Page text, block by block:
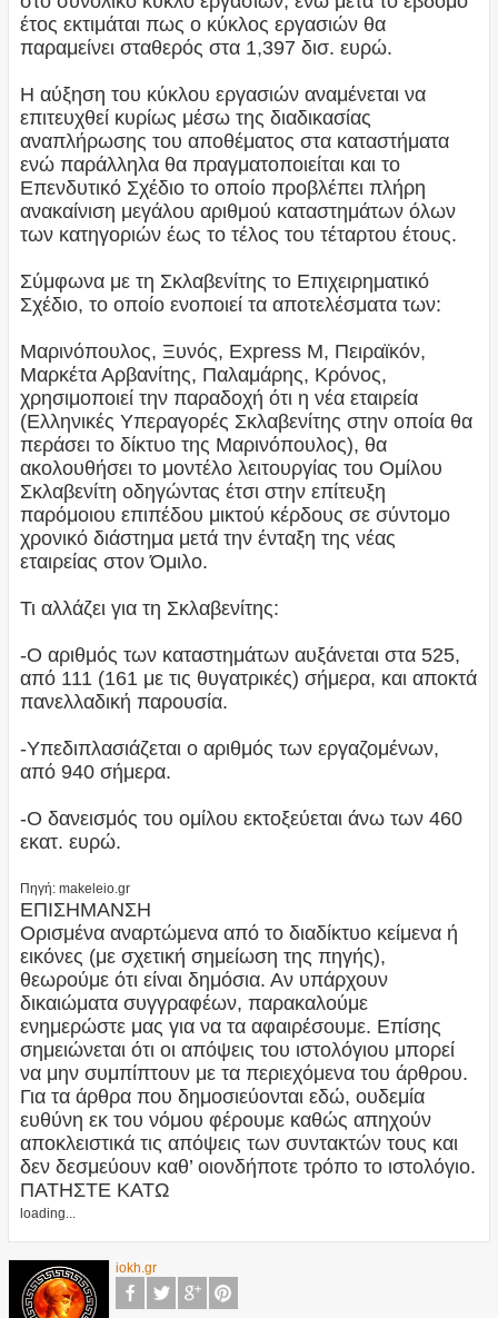
έτος εκτιμάται πως ο κύκλος εργασιών θα
παραμείνει σταθερός στα 1,397 δισ. ευρώ.
Η αύξηση του κύκλου εργασιών αναμένεται να
επιτευχθεί κυρίως μέσω της διαδικασίας
αναπλήρωσης του αποθέματος στα καταστήματα
ενώ παράλληλα θα πραγματοποιείται και το
Επενδυτικό Σχέδιο το οποίο προβλέπει πλήρη
ανακαίνιση μεγάλου αριθμού καταστημάτων όλων
των κατηγοριών έως το τέλος του τέταρτου έτους.
Σύμφωνα με τη Σκλαβενίτης το Επιχειρηματικό
Σχέδιο, το οποίο ενοποιεί τα αποτελέσματα των:
Μαρινόπουλος, Ξυνός, Express M, Πειραϊκόν,
Μαρκέτα Αρβανίτης, Παλαμάρης, Κρόνος,
χρησιμοποιεί την παραδοχή ότι η νέα εταιρεία
(Ελληνικές Υπεραγορές Σκλαβενίτης στην οποία θα
περάσει το δίκτυο της Μαρινόπουλος), θα
ακολουθήσει το μοντέλο λειτουργίας του Ομίλου
Σκλαβενίτη οδηγώντας έτσι στην επίτευξη
παρόμοιου επιπέδου μικτού κέρδους σε σύντομο
χρονικό διάστημα μετά την ένταξη της νέας
εταιρείας στον Όμιλο.
Τι αλλάζει για τη Σκλαβενίτης:
-Ο αριθμός των καταστημάτων αυξάνεται στα 525,
από 111 (161 με τις θυγατρικές) σήμερα, και αποκτά
πανελλαδική παρουσία.
-Υπεδιπλασιάζεται ο αριθμός των εργαζομένων,
από 940 σήμερα.
-Ο δανεισμός του ομίλου εκτοξεύεται άνω των 460
εκατ. ευρώ.
Πηγή: makeleio.gr
ΕΠΙΣΗΜΑΝΣΗ
Ορισμένα αναρτώμενα από το διαδίκτυο κείμενα ή
εικόνες (με σχετική σημείωση της πηγής),
θεωρούμε ότι είναι δημόσια. Αν υπάρχουν
δικαιώματα συγγραφέων, παρακαλούμε
ενημερώστε μας για να τα αφαιρέσουμε. Επίσης
σημειώνεται ότι οι απόψεις του ιστολόγιου μπορεί
να μην συμπίπτουν με τα περιεχόμενα του άρθρου.
Για τα άρθρα που δημοσιεύονται εδώ, ουδεμία
ευθύνη εκ του νόμου φέρουμε καθώς απηχούν
αποκλειστικά τις απόψεις των συντακτών τους και
δεν δεσμεύουν καθ’ οιονδήποτε τρόπο το ιστολόγιο.
ΠΑΤΗΣΤΕ ΚΑΤΩ
loading...
iokh.gr